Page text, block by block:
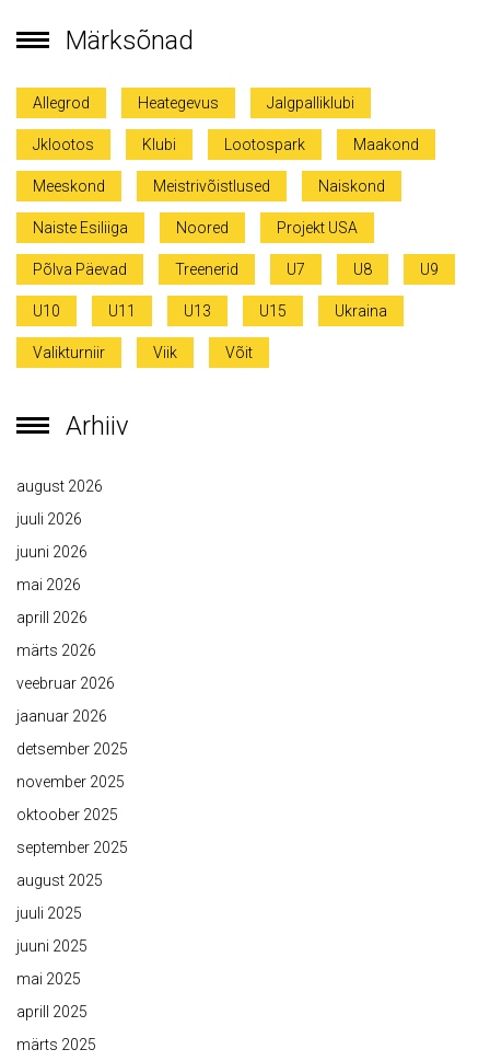
Märksõnad
Allegrod Heategevus Jalgpalliklubi
Jklootos Klubi Lootospark Maakond
Meeskond Meistrivõistlused Naiskond
Naiste Esiliiga Noored Projekt USA
Põlva Päevad Treenerid U7 U8 U9
U10 U11 U13 U15 Ukraina
Valikturniir Viik Võit
Arhiiv
august 2026
juuli 2026
juuni 2026
mai 2026
aprill 2026
märts 2026
veebruar 2026
jaanuar 2026
detsember 2025
november 2025
oktoober 2025
september 2025
august 2025
juuli 2025
juuni 2025
mai 2025
aprill 2025
märts 2025